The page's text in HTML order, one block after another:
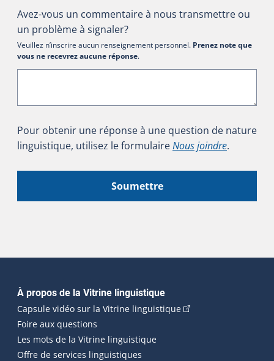
Avez-vous un commentaire à nous transmettre ou
un problème à signaler?
Veuillez n’inscrire aucun renseignement personnel. Prenez note que
vous ne recevrez aucune réponse.
Pour obtenir une réponse à une question de nature
linguistique, utilisez le formulaireNous joindre.
Soumettre
Navigation principale
À propos de la Vitrine linguistique
Capsule vidéo sur la Vitrine linguistique(Cet hyperlien
Foire aux questions
Les mots de la Vitrine linguistique
Offre de services linguistiques